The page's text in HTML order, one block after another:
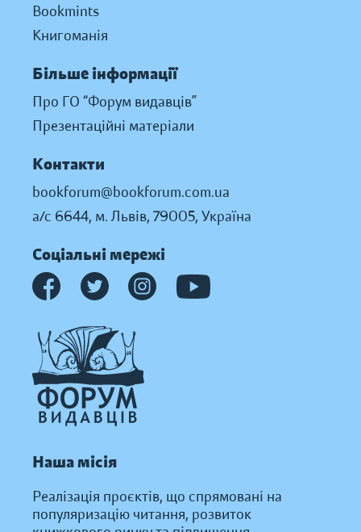
Bookmints
Книгоманія
Більше інформації
Про ГО “Форум видавців”
Презентаційні матеріали
Контакти
bookforum@bookforum.com.ua
а/с 6644, м. Львів, 79005, Україна
Соціальні мережі
Наша місія
Реалізація проєктів, що спрямовані на
популяризацію читання, розвиток